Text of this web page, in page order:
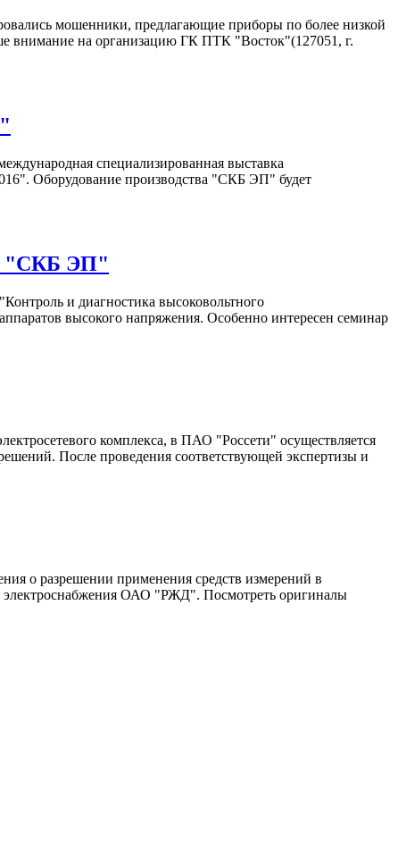
мошенники, предлагающие приборы по более низкой
внимание на организацию ГК ПТК "Восток"(127051, г.
специализированная выставка
Оборудование производства "СКБ ЭП" будет
"СКБ ЭП"
и диагностика высоковольтного
высокого напряжения. Особенно интересен семинар
комплекса, в ПАО "Россети" осуществляется
После проведения соответствующей экспертизы и
о разрешении применения средств измерений в
электроснабжения ОАО "РЖД". Посмотреть оригиналы